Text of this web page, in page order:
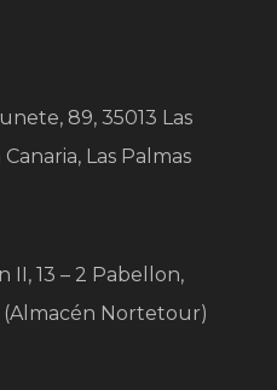
89, 35013 Las
Las Palmas
II, 13 – 2 Pabellon,
(Almacén Nortetour)